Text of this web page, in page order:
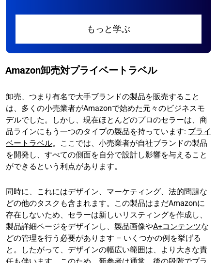
もっと学ぶ
Amazon卸売対プライベートラベル
卸売、つまり有名で大手ブランドの製品を販売すること
は、多くの小売業者がAmazonで始めた元々のビジネスモ
デルでした。しかし、現在ほとんどのプロのセラーは、商
品ラインにもう一つのタイプの製品を持っています: プライ
ベートラベル。ここでは、小売業者が自社ブランドの製品
を開発し、すべての側面を自分で設計し影響を与えること
ができるという利点があります。
同時に、これにはデザイン、マーケティング、法的問題な
どの他のタスクも含まれます。この製品はまだAmazonに
存在しないため、セラーは新しいリスティングを作成し、
製品詳細ページをデザインし、製品画像やA+コンテンツな
どの管理を行う必要があります – いくつかの例を挙げる
と。したがって、デザインの幅広い範囲は、より大きな責